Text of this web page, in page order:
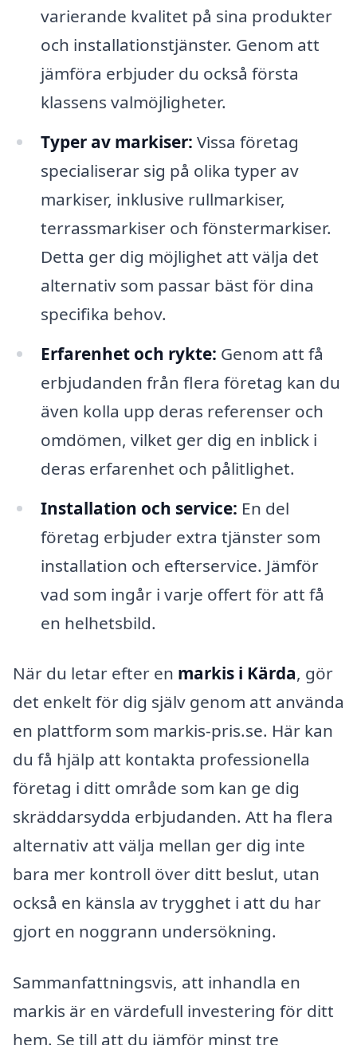
varierande kvalitet på sina produkter
och installationstjänster. Genom att
jämföra erbjuder du också första
klassens valmöjligheter.
Typer av markiser: Vissa företag
specialiserar sig på olika typer av
markiser, inklusive rullmarkiser,
terrassmarkiser och fönstermarkiser.
Detta ger dig möjlighet att välja det
alternativ som passar bäst för dina
specifika behov.
Erfarenhet och rykte: Genom att få
erbjudanden från flera företag kan du
även kolla upp deras referenser och
omdömen, vilket ger dig en inblick i
deras erfarenhet och pålitlighet.
Installation och service: En del
företag erbjuder extra tjänster som
installation och efterservice. Jämför
vad som ingår i varje offert för att få
en helhetsbild.
När du letar efter en markis i Kärda, gör
det enkelt för dig själv genom att använda
en plattform som markis-pris.se. Här kan
du få hjälp att kontakta professionella
företag i ditt område som kan ge dig
skräddarsydda erbjudanden. Att ha flera
alternativ att välja mellan ger dig inte
bara mer kontroll över ditt beslut, utan
också en känsla av trygghet i att du har
gjort en noggrann undersökning.
Sammanfattningsvis, att inhandla en
markis är en värdefull investering för ditt
hem. Se till att du jämför minst tre